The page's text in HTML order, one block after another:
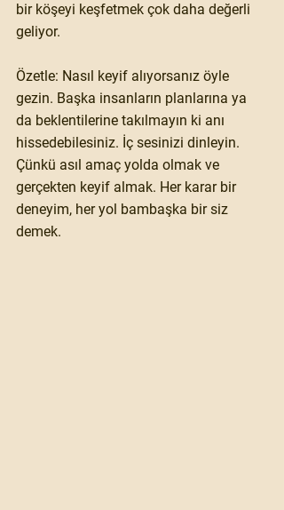
bir köşeyi keşfetmek çok daha değerli
geliyor.
Özetle: Nasıl keyif alıyorsanız öyle
gezin. Başka insanların planlarına ya
da beklentilerine takılmayın ki anı
hissedebilesiniz. İç sesinizi dinleyin.
Çünkü asıl amaç yolda olmak ve
gerçekten keyif almak. Her karar bir
deneyim, her yol bambaşka bir siz
demek.